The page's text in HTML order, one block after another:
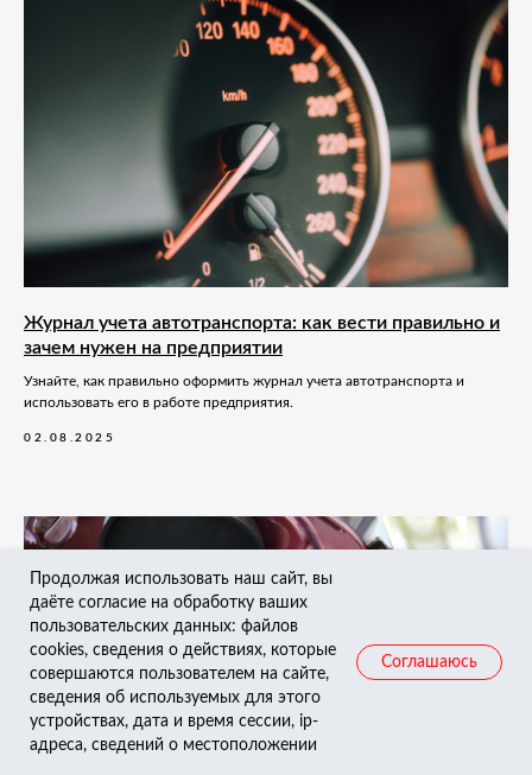
Журнал учета автотранспорта: как вести правильно и
зачем нужен на предприятии
Узнайте, как правильно оформить журнал учета автотранспорта и
использовать его в работе предприятия.
02.08.2025
Продолжая использовать наш сайт, вы
даёте согласие на обработку ваших
пользовательских данных: файлов
cookies, сведения о действиях, которые
совершаются пользователем на сайте,
сведения об используемых для этого
устройствах, дата и время сессии, ip-
адреса, сведений о местоположении
Соглашаюсь